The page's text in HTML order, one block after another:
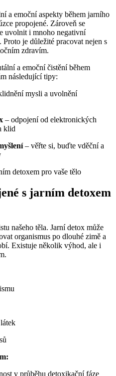
a emoční aspekty během jarního
propojené. Zároveň se
uvolnit i mnoho negativní
Proto je důležité pracovat nejen s
zdravím.
a emoční čistění během
následující tipy:
mysli a uvolnění
– odpojení od elektronických
klid
– věřte si, buďte vděční a
s jarním detoxem
našeho těla. Jarní detox může
organismus po dlouhé zimě a
Existuje několik výhod, ale i
v průběhu detoxikační fáze